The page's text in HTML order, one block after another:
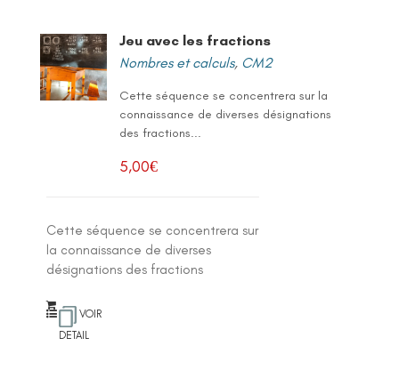
Jeu avec les fractions
Nombres et calculs, CM2
Cette séquence se concentrera sur la
connaissance de diverses désignations
des fractions...
5,00€
Cette séquence se concentrera sur
la connaissance de diverses
désignations des fractions
VOIR
DETAIL